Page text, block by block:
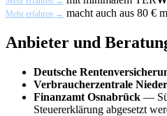
Mehr erfahren → macht auch aus 80 €
Anbieter und
Deutsche
Verbraucherzentrale
Finanzamt Osnabrück —
Steuererklärung abgesetzt